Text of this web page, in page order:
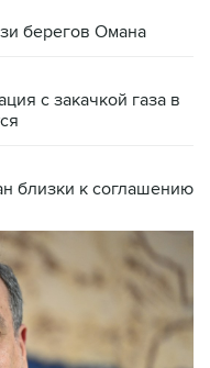
берегов Омана
с закачкой газа в
близки к соглашению